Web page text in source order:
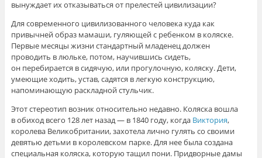
вынуждает их отказываться от прелестей цивилизации?
Для современного цивилизованного человека куда как
привычней образ мамаши, гуляющей с ребенком в коляске.
Первые месяцы жизни стандартный младенец должен
проводить в люльке, потом, научившись сидеть,
он перебирается в сидячую, или прогулочную, коляску. Дети,
умеющие ходить, устав, садятся в легкую конструкцию,
напоминающую раскладной стульчик.
Этот стереотип возник относительно недавно. Коляска вошла
в обиход всего 128 лет назад — в 1840 году, когда Виктория,
королева Великобритании, захотела лично гулять со своими
девятью детьми в королевском парке. Для нее была создана
специальная коляска, которую тащил пони. Придворные дамы